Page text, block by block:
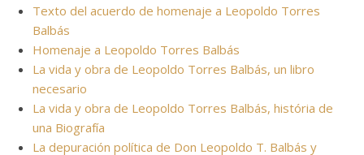
Texto del acuerdo de homenaje a Leopoldo Torres
Balbás
Homenaje a Leopoldo Torres Balbás
La vida y obra de Leopoldo Torres Balbás, un libro
necesario
La vida y obra de Leopoldo Torres Balbás, história de
una Biografía
La depuración política de Don Leopoldo T. Balbás y